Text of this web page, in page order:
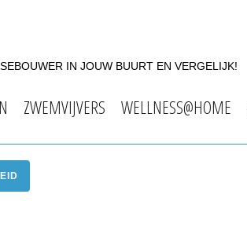
IN JOUW BUURT EN VERGELIJK!
ZWEMVIJVERS WELLNESS@HOME